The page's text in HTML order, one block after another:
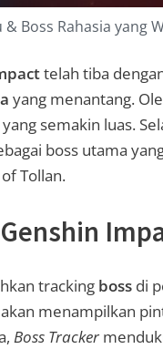
Boss Rahasia yang
telah tiba
yang menantang.
semakin luas.
boss utama
Tollan.
tracking boss di
menampilkan
Boss Tracker